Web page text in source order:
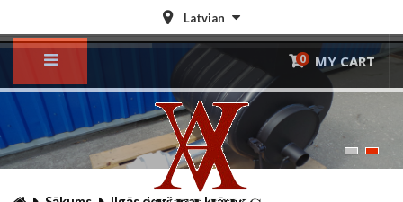
Latvian
0 MY CART
- by VinaGecko.com